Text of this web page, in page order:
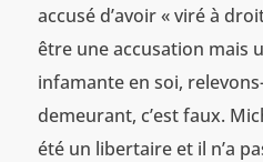
accusé d’avoir « viré à
être une accusation mais
infamante en soi,
demeurant, c’est faux.
été un libertaire et il n’a